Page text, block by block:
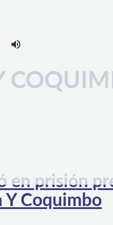
en prisión
Y Coquimbo